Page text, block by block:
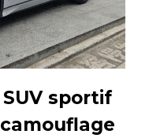
SUV sportif